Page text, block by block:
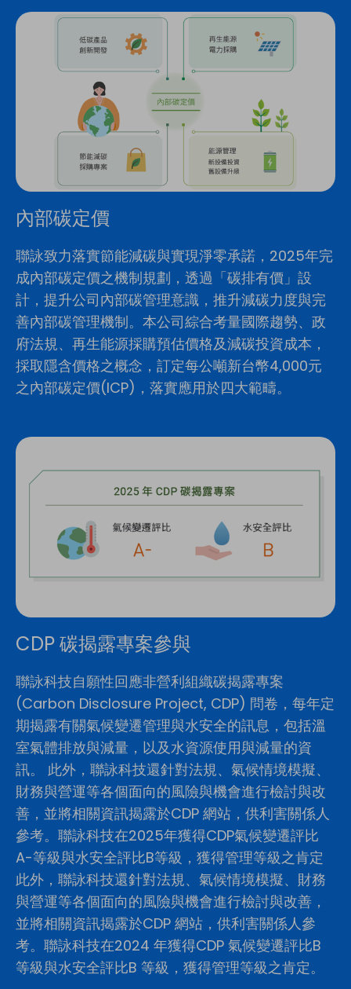
內部碳定價
聯詠致力落實節能減碳與實現淨零承諾，2025年完
成內部碳定價之機制規劃，透過「碳排有價」設
計，提升公司內部碳管理意識，推升減碳力度與完
善內部碳管理機制。本公司綜合考量國際趨勢、政
府法規、再生能源採購預估價格及減碳投資成本，
採取隱含價格之概念，訂定每公噸新台幣4,000元
之內部碳定價(ICP)，落實應用於四大範疇。
CDP 碳揭露專案參與
聯詠科技自願性回應非營利組織碳揭露專案
(Carbon Disclosure Project, CDP) 問卷，每年定
期揭露有關氣候變遷管理與水安全的訊息，包括溫
室氣體排放與減量，以及水資源使用與減量的資
訊。 此外，聯詠科技還針對法規、氣候情境模擬、
財務與營運等各個面向的風險與機會進行檢討與改
善，並將相關資訊揭露於CDP 網站，供利害關係人
參考。聯詠科技在2025年獲得CDP氣候變遷評比
A-等級與水安全評比B等級，獲得管理等級之肯定
此外，聯詠科技還針對法規、氣候情境模擬、財務
與營運等各個面向的風險與機會進行檢討與改善，
並將相關資訊揭露於CDP 網站，供利害關係人參
考。聯詠科技在2024 年獲得CDP 氣候變遷評比B
等級與水安全評比B 等級，獲得管理等級之肯定。